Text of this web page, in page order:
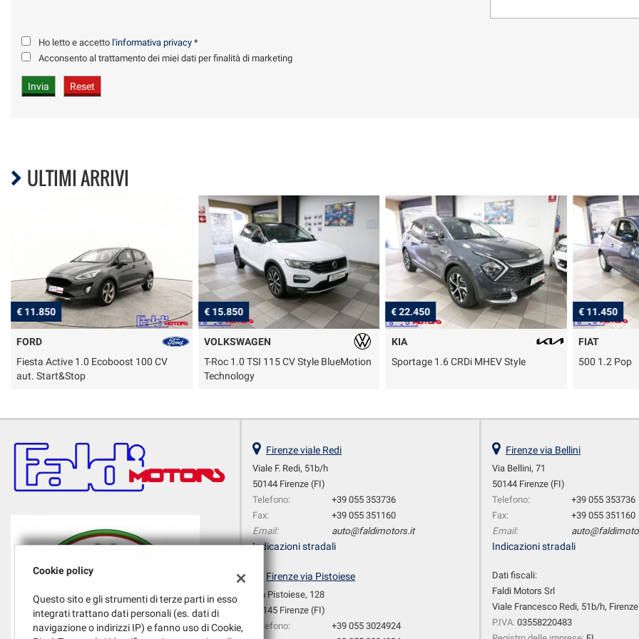
Ho letto e accetto l'informativa privacy *
Acconsento al trattamento dei miei dati per finalità di marketing
ULTIMI ARRIVI
€ 11.850
FORD
Fiesta Active 1.0 Ecoboost 100 CV
aut. Start&Stop
€ 15.850
VOLKSWAGEN
T-Roc 1.0 TSI 115 CV Style BlueMotion
Technology
€ 22.450
KIA
Sportage 1.6 CRDi MHEV Style
€ 11.450
FIAT
500 1.2 Pop
Firenze viale Redi
Viale F. Redi, 51b/h
50144 Firenze (FI)
Telefono:
+39 055 353736
Fax:
+39 055 351160
Email:
auto@faldimotors.it
Indicazioni stradali
Firenze via Pistoiese
Via Pistoiese, 128
50145 Firenze (FI)
Telefono:
+39 055 3024924
Firenze via Bellini
Via Bellini, 71
50144 Firenze (FI)
Telefono:
+39 055 353736
Fax:
+39 055 351160
Email:
Indicazioni stradali
Dati fiscali:
Faldi Motors Srl
Viale Francesco Redi, 51b/h,
P.IVA: 03558220483
Cookie policy
Questo sito e gli strumenti di terze parti in esso
integrati trattano dati personali (es. dati di
navigazione o indirizzi IP) e fanno uso di Cookie,